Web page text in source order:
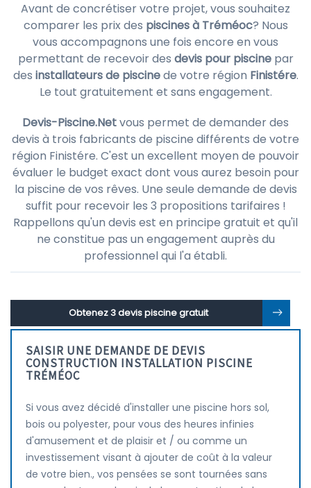
Avant de concrétiser votre projet, vous souhaitez
comparer les prix des piscines à Tréméoc? Nous
vous accompagnons une fois encore en vous
permettant de recevoir des devis pour piscinepar
des installateurs de piscinede votre région Finistére.
Le tout gratuitement et sans engagement.
Devis-Piscine.Netvous permet de demander des
devis à trois fabricants de piscine différents de votre
région Finistére. C'est un excellent moyen de pouvoir
évaluer le budget exact dont vous aurez besoin pour
la piscine de vos rêves. Une seule demande de devis
suffit pour recevoir les 3 propositions tarifaires !
Rappellons qu'un devis est en principe gratuit et qu'il
ne constitue pas un engagement auprès du
professionnel qui l'a établi.
Obtenez 3 devis piscine gratuit
SAISIR UNE DEMANDE DE DEVIS
CONSTRUCTION INSTALLATION PISCINE
TRÉMÉOC
Si vous avez décidé d'installer une piscine hors sol,
bois ou polyester, pour vous des heures infinies
d'amusement et de plaisir et / ou comme un
investissement visant à ajouter de coût à la valeur
de votre bien., vos pensées se sont tournées sans